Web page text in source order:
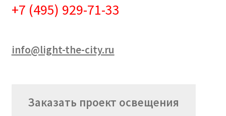
+7 (495) 929-71-33
info@light-the-city.ru
Заказать проект освещения